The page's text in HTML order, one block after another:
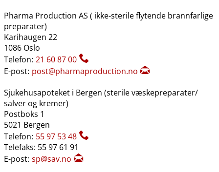
Pharma Production AS ( ikke-sterile flytende brannfarlige
preparater)
Karihaugen 22
1086 Oslo
Telefon: 21 60 87 00
E-post: post@pharmaproduction.no
Sjukehusapoteket i Bergen (sterile væskepreparater​/​
salver og kremer)
Postboks 1
5021 Bergen
Telefon: 55 97 53 48
Telefaks: 55 97 61 91
E-post: sp@sav.no